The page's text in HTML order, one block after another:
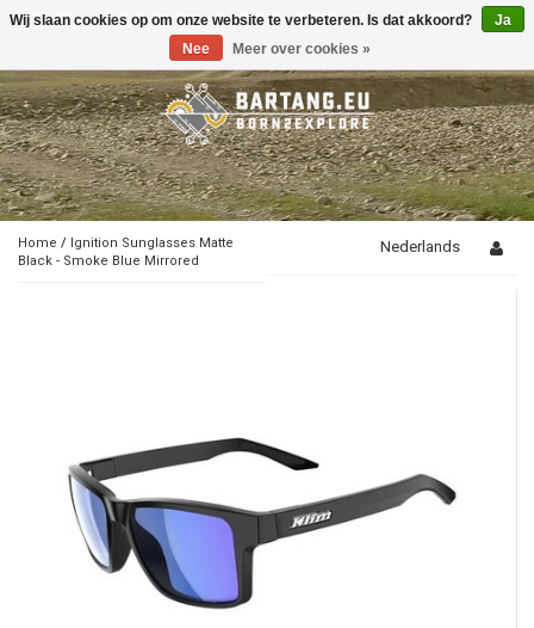
Toggle
Home / Ignition Sunglasses Matte
Black - Smoke Blue Mirrored
Nederlands
Wij slaan cookies op om onze website te verbeteren. Is dat akkoord?
Ja
Nee
Meer over cookies »